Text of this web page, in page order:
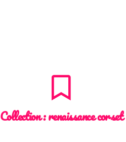
Collection :renaissance corset